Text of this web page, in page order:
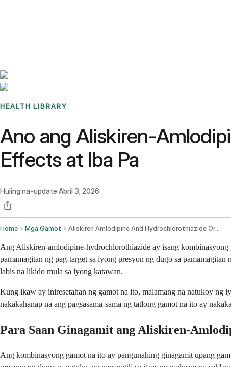
HEALTH LIBRARY
Ano ang Aliskiren-
Effects at Iba Pa
Huling na-update Abril 3, 2026
Home Mga Gamot Aliskiren Amlodipine And Hydrochlorothiazide Oral Route
Ang Aliskiren-amlodipine-hydrochlorothiazide ay isang kombinasyong
pamamagitan ng pag-target sa iyong presyon ng dugo sa
labis na likido mula sa iyong katawan.
Kung ikaw ay iniresetahan ng gamot na ito, malamang na natukoy ng
nakakahanap na ang pagsasama-sama ng tatlong gamot na ito ay
Para Saan Ginagamit ang Aliskiren-
Ang kombinasyong gamot na ito ay pangunahing ginagamit upang